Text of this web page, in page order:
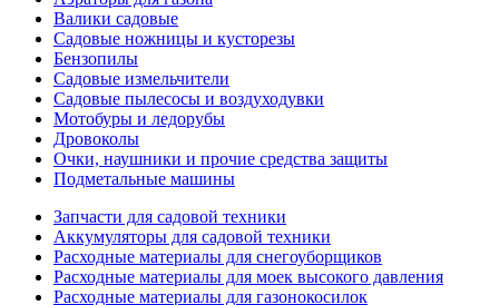
Валики садовые
Садовые ножницы и кусторезы
Бензопилы
Садовые измельчители
Садовые пылесосы и воздуходувки
Мотобуры и ледорубы
Дровоколы
Очки, наушники и прочие средства защиты
Подметальные машины
Запчасти для садовой техники
Аккумуляторы для садовой техники
Расходные материалы для снегоуборщиков
Расходные материалы для моек высокого давления
Расходные материалы для газонокосилок